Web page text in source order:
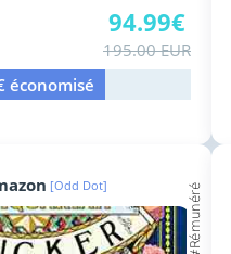
94.99€
195.00 EUR
économisé
[Odd Dot]